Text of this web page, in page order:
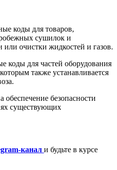
коды для товаров,
сушилок и
или очистки жидкостей и газов.
коды для частей оборудования
также устанавливается
безопасности
существующих
канал и будьте в курсе